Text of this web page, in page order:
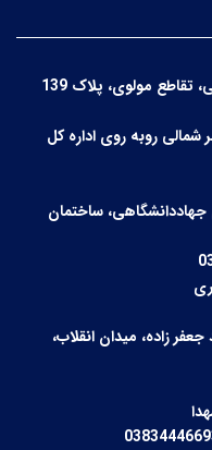
تقاطع مولوی، پلاک 139
شمالی روبه روی اداره کل
جهاددانشگاهی، ساختمان
زاده، میدان انقلاب،